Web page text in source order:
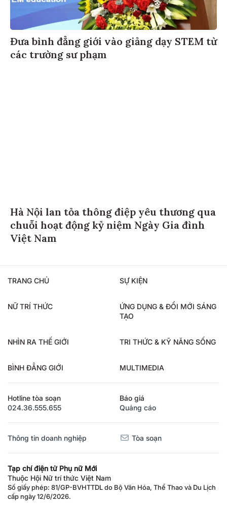
Đưa bình đẳng giới vào giảng dạy STEM từ
các trường sư phạm
Hà Nội lan tỏa thông điệp yêu thương qua
chuỗi hoạt động kỷ niệm Ngày Gia đình
Việt Nam
TRANG CHỦ SỰ KIỆN
NỮ TRÍ THỨC
ỨNG DỤNG & ĐỔI MỚI SÁNG
TẠO
NHÌN RA THẾ GIỚI TRI THỨC & KỸ NĂNG SỐNG
BÌNH ĐẲNG GIỚI MULTIMEDIA
Hotline tòa soạn
024.36.555.655
Báo giá
Quảng cáo
Thông tin doanh nghiệp Tòa soạn
Tạp chí điện tử Phụ nữ Mới
Thuộc Hội Nữ trí thức Việt Nam
Số giấy phép: 81/GP-BVHTTDL do Bộ Văn Hóa, Thể Thao và Du Lịch
cấp ngày 12/6/2026.